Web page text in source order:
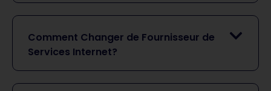
Comment Changer de Fournisseur de
Services Internet?